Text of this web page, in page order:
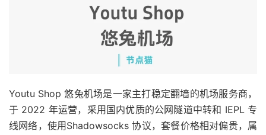
Youtu Shop 悠兔机场是一家主打稳定翻墙的机场服务商，
于 2022 年运营，采用国内优质的公网隧道中转和 IEPL 专
线网络，使用Shadowsocks 协议，套餐价格相对偏贵，属